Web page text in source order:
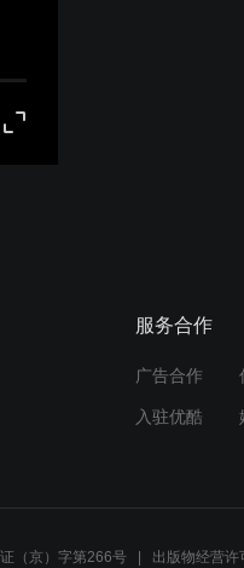
服务合作
广告合作
入驻优酷
（京）字第266号 出版物经营